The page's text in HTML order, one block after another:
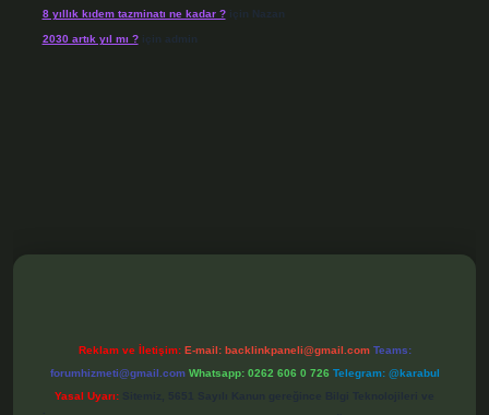
8 yıllık kıdem tazminatı ne kadar ?için Nazan
2030 artık yıl mı ?için admin
Reklam ve İletişim: E-mail: backlinkpaneli@gmail.com Teams:
forumhizmeti@gmail.com Whatsapp: 0262 606 0 726 Telegram: @karabul
Yasal Uyarı: